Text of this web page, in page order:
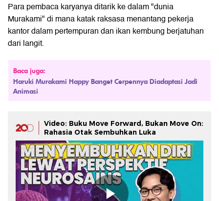
Para pembaca karyanya ditarik ke dalam "dunia
Murakami" di mana katak raksasa menantang pekerja
kantor dalam pertempuran dan ikan kembung berjatuhan
dari langit.
Baca juga:
Haruki Murakami Happy Banget Cerpennya Diadaptasi Jadi
Animasi
Video: Buku Move Forward, Bukan Move On:
Rahasia Otak Sembuhkan Luka